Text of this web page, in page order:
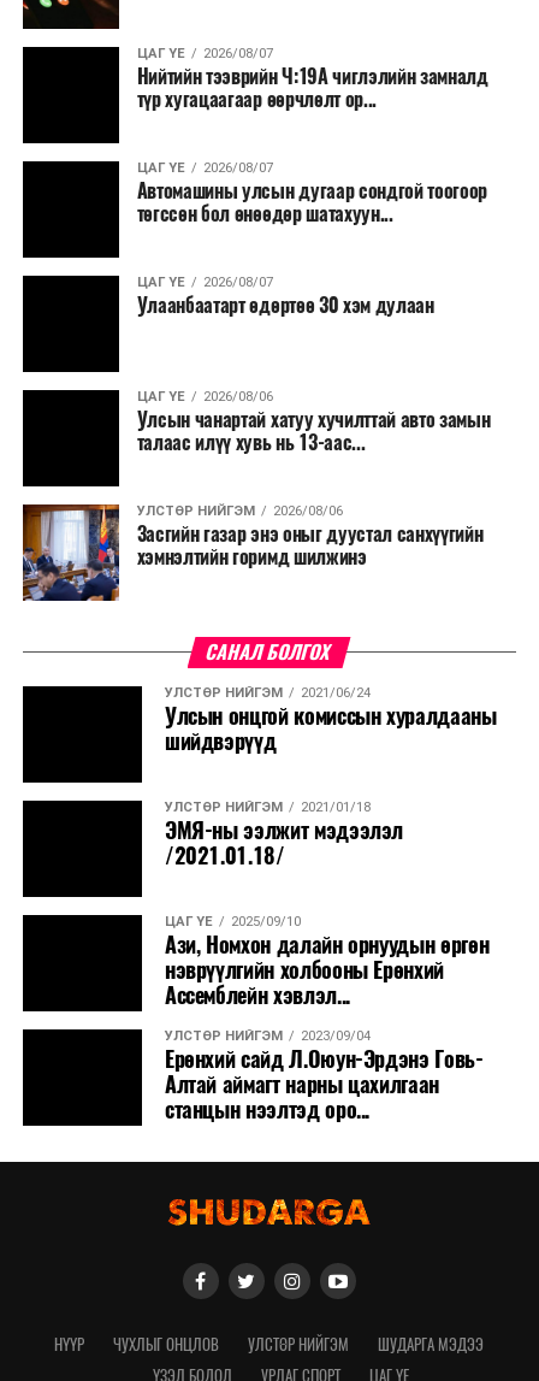
ЦАГ ҮЕ 2026/08/07
Нийтийн тээврийн Ч:19А чиглэлийн замналд
түр хугацаагаар өөрчлөлт ор...
ЦАГ ҮЕ 2026/08/07
Автомашины улсын дугаар сондгой тоогоор
төгссөн бол өнөөдөр шатахуун...
ЦАГ ҮЕ 2026/08/07
Улаанбаатарт өдөртөө 30 хэм дулаан
ЦАГ ҮЕ 2026/08/06
Улсын чанартай хатуу хучилттай авто замын
талаас илүү хувь нь 13-аас...
УЛСТӨР НИЙГЭМ 2026/08/06
Засгийн газар энэ оныг дуустал санхүүгийн
хэмнэлтийн горимд шилжинэ
САНАЛ БОЛГОХ
УЛСТӨР НИЙГЭМ 2021/06/24
Улсын онцгой комиссын хуралдааны
шийдвэрүүд
УЛСТӨР НИЙГЭМ 2021/01/18
ЭМЯ-ны ээлжит мэдээлэл
/2021.01.18/
ЦАГ ҮЕ 2025/09/10
Ази, Номхон далайн орнуудын өргөн
нэврүүлгийн холбооны Ерөнхий
Ассемблейн хэвлэл...
УЛСТӨР НИЙГЭМ 2023/09/04
Ерөнхий сайд Л.Оюун-Эрдэнэ Говь-
Алтай аймагт нарны цахилгаан
станцын нээлтэд оро...
НҮҮР ЧУХЛЫГ ОНЦЛОВ УЛСТӨР НИЙГЭМ
ШУДАРГА МЭДЭЭ
ҮЗЭЛ БОДОЛ
УРЛАГ СПОРТ ЦАГ ҮЕ